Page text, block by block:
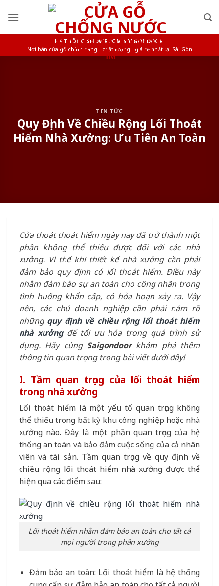
HỆ THỐNG SHOWROOM SAIGONDOOR
Nơi bán cửa gỗ chính hãng - chất lượng - giá rẻ nhất tại Sài Gòn
TIN TỨC
Quy Định Về Chiều Rộng Lối Thoát
Hiểm Nhà Xưởng: Ưu Tiên An Toàn
Cửa thoát thoát hiểm ngày nay đã trở thành một
phần không thể thiếu được đối với các nhà
xưởng. Vì thế khi thiết kế nhà xưởng cần phải
đảm bảo quy định có lối thoát hiểm. Điều này
nhằm đảm bảo sự an toàn cho công nhân trong
tình huống khẩn cấp, có hỏa hoạn xảy ra. Vậy
nên, các chủ doanh nghiệp cần phải nắm rõ
những quy định về chiều rộng lối thoát hiểm
nhà xưởngđể tối ưu hóa trong quá trình sử
dụng. Hãy cùng Saigondoorkhám phá thêm
thông tin quan trọng trong bài viết dưới đây!
I. Tầm quan trọng của lối thoát hiểm
trong nhà xưởng
Lối thoát hiểm là một yếu tố quan trọng không
thể thiếu trong bất kỳ khu công nghiệp hoặc nhà
xưởng nào. Đây là một phần quan trọng của hệ
thống an toàn và bảo đảm cuộc sống của cả nhân
viên và tài sản. Tầm quan trọng về quy định về
chiều rộng lối thoát hiểm nhà xưởng được thể
hiện qua các điểm sau:
Lối thoát hiểm nhằm đảm bảo an toàn cho tất cả
mọi người trong phân xưởng
Đảm bảo an toàn: Lối thoát hiểm là hệ thống